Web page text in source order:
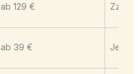
ab 129 € Zzgl.
ab 39 € Je